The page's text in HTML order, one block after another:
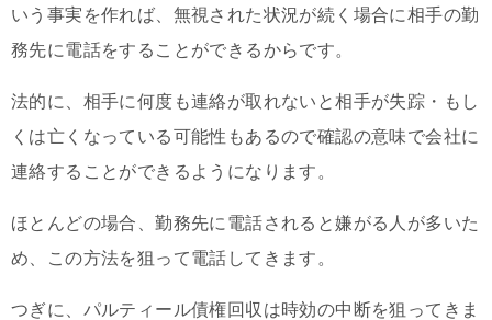
いう事実を作れば、無視された状況が続く場合に相手の勤
務先に電話をすることができるからです。
法的に、相手に何度も連絡が取れないと相手が失踪・もし
くは亡くなっている可能性もあるので確認の意味で会社に
連絡することができるようになります。
ほとんどの場合、勤務先に電話されると嫌がる人が多いた
め、この方法を狙って電話してきます。
つぎに、パルティール債権回収は時効の中断を狙ってきま